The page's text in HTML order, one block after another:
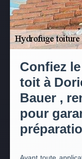
Confiez
toit à
Bauer ,
pour